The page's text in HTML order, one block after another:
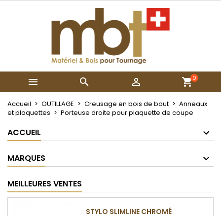
   0
Accueil OUTILLAGE Creusage en bois de bout
Anneaux
et plaquettes
Porteuse droite pour plaquette de coupe
ACCUEIL
MARQUES
MEILLEURES VENTES
STYLO SLIMLINE CHROMÉ
Mes listes
Créer une nouvelle liste
Créer une liste d'envies
Connexion
Vous devez être connecté pour ajouter des produits
à votre liste d'envies.
Annuler Connexion